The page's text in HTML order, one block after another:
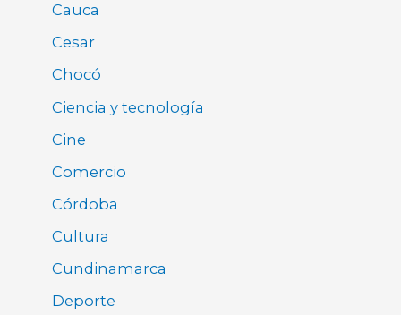
Cauca
Cesar
Chocó
Ciencia y tecnología
Cine
Comercio
Córdoba
Cultura
Cundinamarca
Deporte